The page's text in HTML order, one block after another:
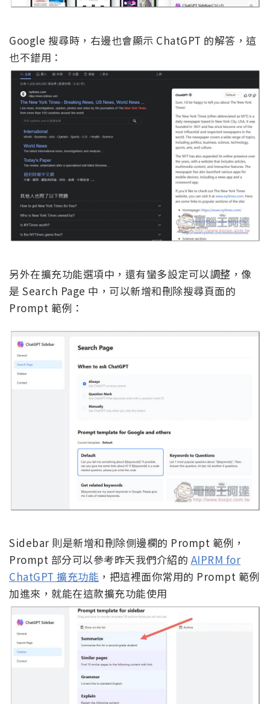
Google 搜尋時，右邊也會顯示 ChatGPT 的解答，這
也不錯用：
另外在擴充功能選項中，還有蠻多設定可以調整，像
是 Search Page 中，可以新增和刪除搜尋頁面的
Prompt 範例：
Sidebar 則是新增和刪除側邊欄的 Prompt 範例，
Prompt 部分可以參考昨天我們介紹的 AIPRM for
ChatGPT 擴充功能 ，把這裡面你常用的 Prompt 範例
加進來，就能在這款擴充功能使用